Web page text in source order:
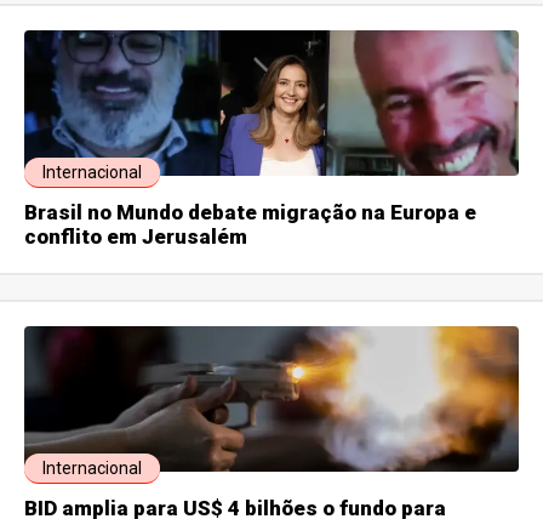
Internacional
Brasil no Mundo debate migração na Europa e
conflito em Jerusalém
Internacional
BID amplia para US$ 4 bilhões o fundo para